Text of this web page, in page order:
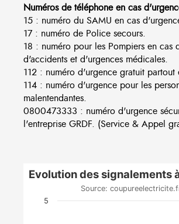
Numéros de téléphone en cas
15 : numéro du SAMU en cas
17 : numéro de Police secours.
18 : numéro pour les Pompiers en cas
d'accidents et d'urgences médicales.
112 : numéro d'urgence gratuit partout
114 : numéro d'urgence pour les
malentendantes.
0800473333 : numéro d'urgence
l'entreprise GRDF. (Service & Appel
Evolution des signalements
Source:
5